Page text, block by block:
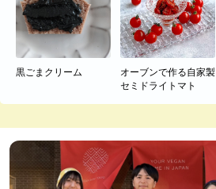
黒ごまクリーム
オーブンで作る自家製
セミドライトマト